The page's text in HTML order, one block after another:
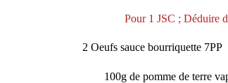
Pour 1 JSC ; Déduire
2 Oeufs sauce bourriquette 7PP
100g de pomme de terre